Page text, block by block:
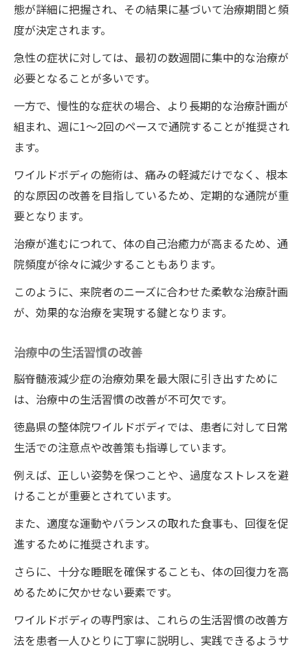
態が詳細に把握され、その結果に基づいて治療期間と頻
度が決定されます。
急性の症状に対しては、最初の数週間に集中的な治療が
必要となることが多いです。
一方で、慢性的な症状の場合、より長期的な治療計画が
組まれ、週に1〜2回のペースで通院することが推奨され
ます。
ワイルドボディの施術は、痛みの軽減だけでなく、根本
的な原因の改善を目指しているため、定期的な通院が重
要となります。
治療が進むにつれて、体の自己治癒力が高まるため、通
院頻度が徐々に減少することもあります。
このように、来院者のニーズに合わせた柔軟な治療計画
が、効果的な治療を実現する鍵となります。
治療中の生活習慣の改善
脳脊髄液減少症の治療効果を最大限に引き出すために
は、治療中の生活習慣の改善が不可欠です。
徳島県の整体院ワイルドボディでは、患者に対して日常
生活での注意点や改善策も指導しています。
例えば、正しい姿勢を保つことや、過度なストレスを避
けることが重要とされています。
また、適度な運動やバランスの取れた食事も、回復を促
進するために推奨されます。
さらに、十分な睡眠を確保することも、体の回復力を高
めるために欠かせない要素です。
ワイルドボディの専門家は、これらの生活習慣の改善方
法を患者一人ひとりに丁寧に説明し、実践できるようサ